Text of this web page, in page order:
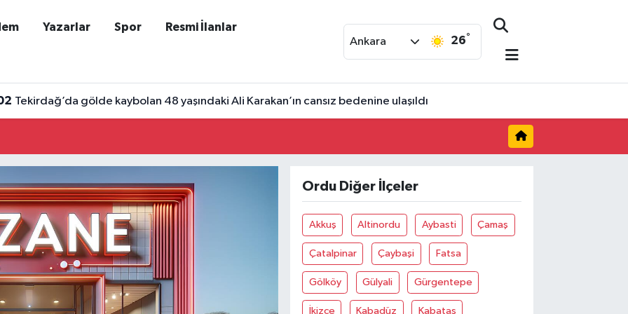
Yazarlar Spor Resmi İlanlar
Ankara 26°
Tekirdağ’da gölde kaybolan 48 yaşındaki Ali Karakan’ın cansız bedenine ulaşıldı
Ordu Diğer İlçeler
Akkuş Altinordu Aybasti Çamaş
Çatalpinar Çaybaşi Fatsa
Gölköy Gülyali Gürgentepe
İkizce Kabadüz Kabataş